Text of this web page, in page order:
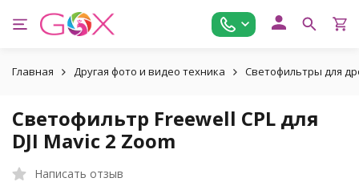
Главная Другая фото и видео техника Светофильтры для
Светофильтр Freewell CPL для
DJI Mavic 2 Zoom
Написать отзыв